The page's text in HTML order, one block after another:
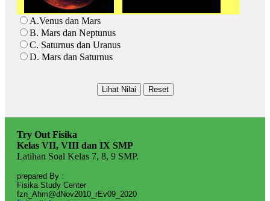
A.Venus dan Mars
B. Mars dan Neptunus
C. Saturnus dan Uranus
D. Mars dan Saturnus
Try Out Fisika
Kelas VII, VIII dan IX SMP
Latihan Soal Kelas 7, 8, 9 SMP.
prepared By :
Fisika Study Center
fzn_Ahm@dNov2010_rEv09_2020